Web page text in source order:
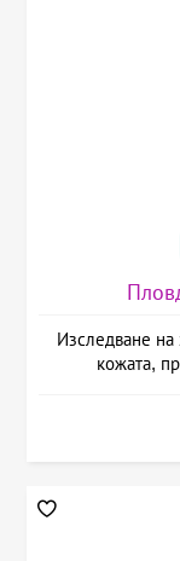
Изследване на
кожата,